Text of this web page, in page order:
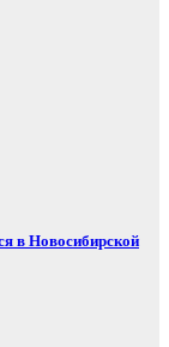
в Новосибирской